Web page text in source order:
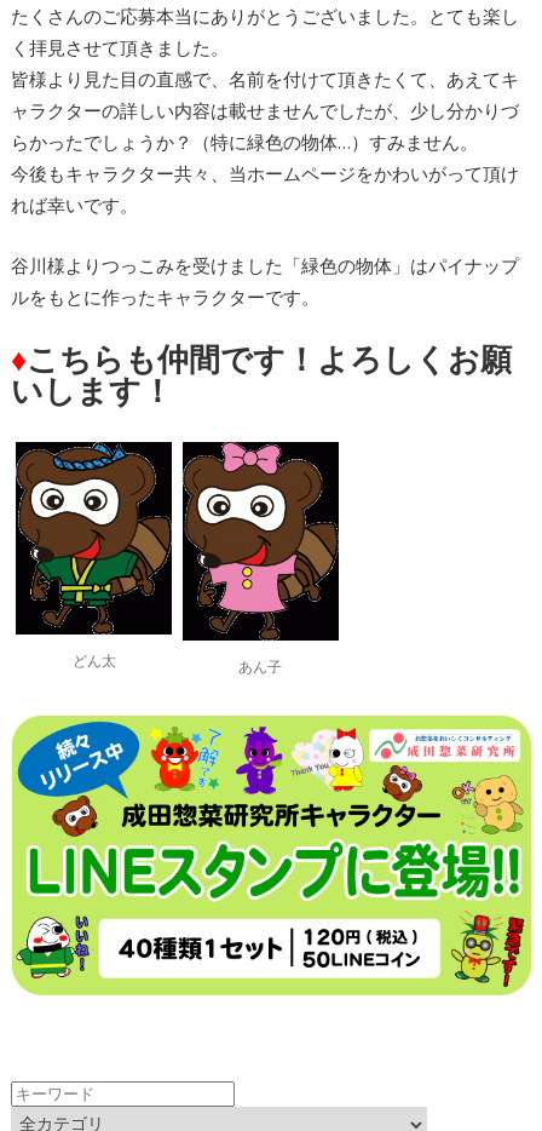
たくさんのご応募本当にありがとうございました。とても楽し
く拝見させて頂きました。
皆様より見た目の直感で、名前を付けて頂きたくて、あえてキ
ャラクターの詳しい内容は載せませんでしたが、少し分かりづ
らかったでしょうか？（特に緑色の物体…）すみません。
今後もキャラクター共々、当ホームページをかわいがって頂け
れば幸いです。
谷川様よりつっこみを受けました「緑色の物体」はパイナップ
ルをもとに作ったキャラクターです。
♦こちらも仲間です！よろしくお願
いします！
どん太 あん子